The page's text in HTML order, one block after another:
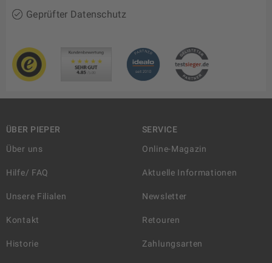
Geprüfter Datenschutz
ÜBER PIEPER
Über uns
Hilfe/ FAQ
Unsere Filialen
Kontakt
Historie
SERVICE
Online-Magazin
Aktuelle Informationen
Newsletter
Retouren
Zahlungsarten